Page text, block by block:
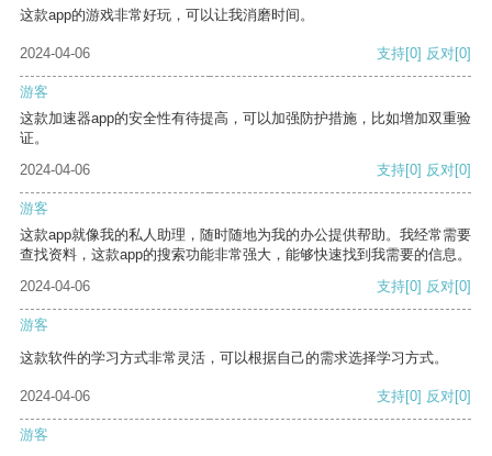
这款app的游戏非常好玩，可以让我消磨时间。
2024-04-06 支持[0] 反对[0]
游客
这款加速器app的安全性有待提高，可以加强防护措施，比如增加双重验
证。
2024-04-06
支持[0] 反对[0]
游客
这款app就像我的私人助理，随时随地为我的办公提供帮助。我经常需要
查找资料，这款app的搜索功能非常强大，能够快速找到我需要的信息。
2024-04-06
支持[0] 反对[0]
游客
这款软件的学习方式非常灵活，可以根据自己的需求选择学习方式。
2024-04-06 支持[0] 反对[0]
游客